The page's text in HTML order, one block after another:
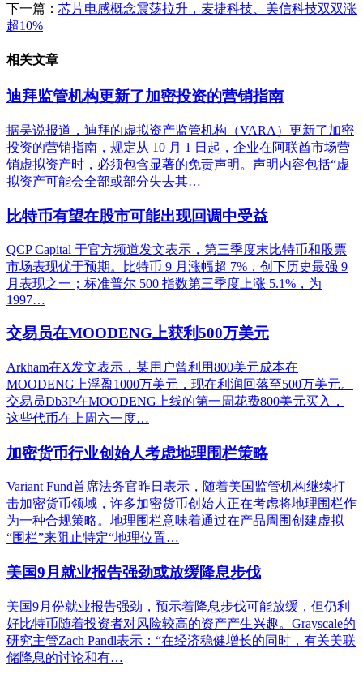
下一篇： 芯片电感概念震荡拉升，麦捷科技、美信科技双双涨
超10%
相关文章
迪拜监管机构更新了加密投资的营销指南
据吴说报道，迪拜的虚拟资产监管机构（VARA）更新了加密
投资的营销指南，规定从 10 月 1 日起，企业在阿联酋市场营
销虚拟资产时，必须包含显著的免责声明。声明内容包括“虚
拟资产可能会全部或部分失去其…
比特币有望在股市可能出现回调中受益
QCP Capital 于官方频道发文表示，第三季度末比特币和股票
市场表现优于预期。比特币 9 月涨幅超 7%，创下历史最强 9
月表现之一；标准普尔 500 指数第三季度上涨 5.1%，为
1997…
交易员在MOODENG上获利500万美元
Arkham在X发文表示，某用户曾利用800美元成本在
MOODENG上浮盈1000万美元，现在利润回落至500万美元。
交易员Db3P在MOODENG上线的第一周花费800美元买入，
这些代币在上周六一度…
加密货币行业创始人考虑地理围栏策略
Variant Fund首席法务官昨日表示，随着美国监管机构继续打
击加密货币领域，许多加密货币创始人正在考虑将地理围栏作
为一种合规策略。地理围栏意味着通过在产品周围创建虚拟
“围栏”来阻止特定“地理位置…
美国9月就业报告强劲或放缓降息步伐
美国9月份就业报告强劲，预示着降息步伐可能放缓，但仍利
好比特币随着投资者对风险较高的资产产生兴趣。Grayscale的
研究主管Zach Pandl表示：“在经济稳健增长的同时，有关美联
储降息的讨论和有…